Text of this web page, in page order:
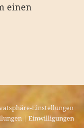
einen
Einstellungen
| Einwilligungen